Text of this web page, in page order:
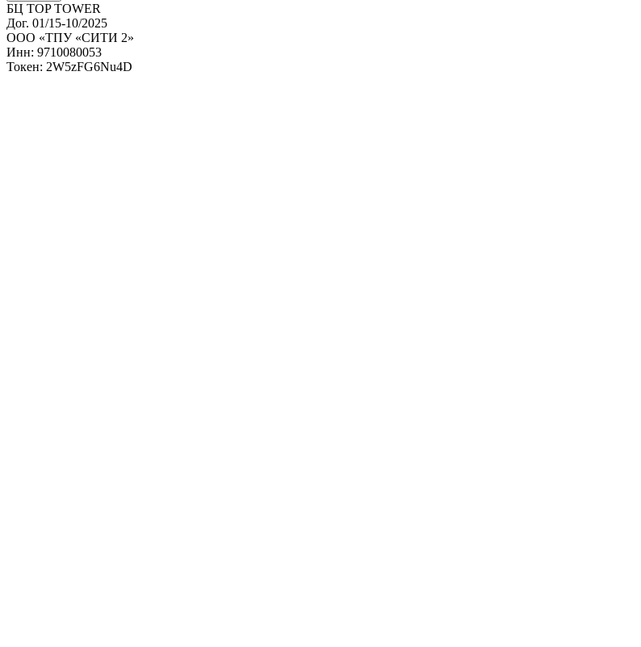
БЦ TOP TOWER
Дог. 01/15-10/2025
ООО «ТПУ «СИТИ 2»
Инн: 9710080053
Токен: 2W5zFG6Nu4D